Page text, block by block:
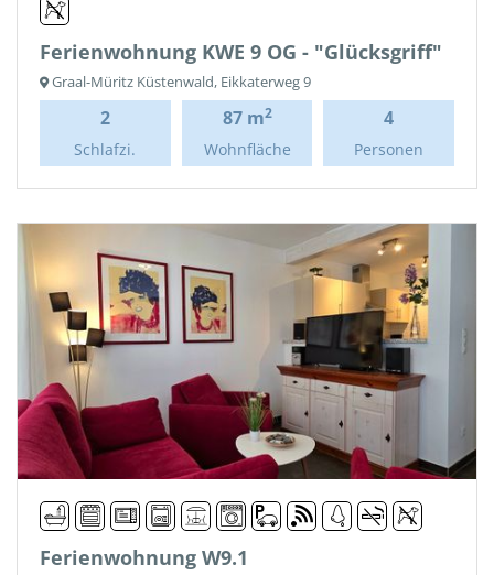
Ferienwohnung KWE 9 OG - "Glücksgriff"
Graal-Müritz Küstenwald, Eikkaterweg 9
2
Schlafzi.
87 m2
Wohnfläche
4
Personen
Ferienwohnung W9.1